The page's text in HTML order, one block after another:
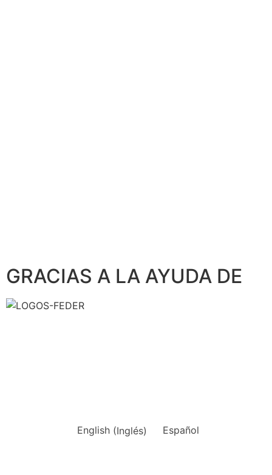
GRACIAS A LA AYUDA DE
English(Inglés) Español